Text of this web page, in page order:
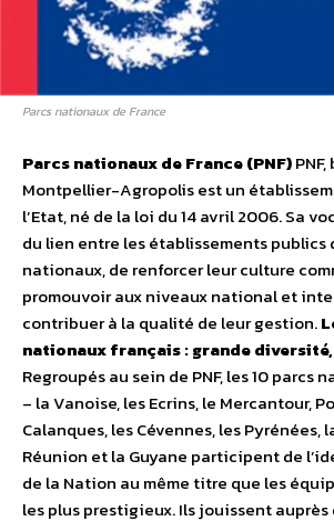
Parcs nationaux de France
Parcs nationaux de France (PNF)
Montpellier-Agropolis est un
l’Etat, né de la loi du 14 avril 2006. Sa
du lien entre les établissements publics
nationaux, de renforcer leur culture
promouvoir aux niveaux national et
contribuer à la qualité de leur gestion.
nationaux français : grande
Regroupés au sein de PNF, les 10 parcs
– la Vanoise, les Ecrins, le Mercantour,
Calanques, les Cévennes, les Pyrénées,
Réunion et la Guyane participent de
de la Nation au même titre que les
les plus prestigieux. Ils jouissent